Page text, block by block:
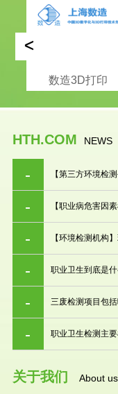
数造3D打印
<
HTH.COM NEWS
【第三方环境检
【职业病危害因
【环境检测机构
职业卫生到底是什
三废检测项目包括
职业卫生检测主
关于我们 About us